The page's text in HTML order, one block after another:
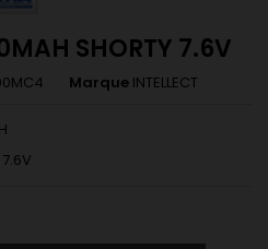
SHORTY 7.6V
Marque INTELLECT